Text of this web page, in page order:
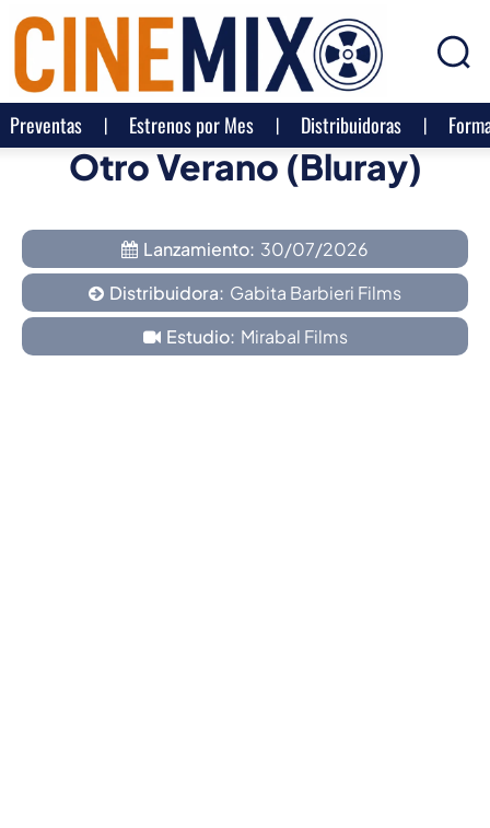
Preventas Estrenos por Mes Distribuidoras
Otro Verano (Bluray)
Lanzamiento: 30/07/2026
Distribuidora: Gabita Barbieri Films
Estudio: Mirabal Films